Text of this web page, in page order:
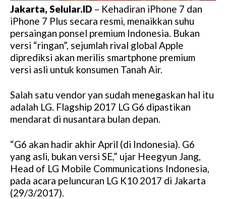
Jakarta, Selular.ID – Kehadiran iPhone 7 dan
iPhone 7 Plus secara resmi, menaikkan suhu
persaingan ponsel premium Indonesia. Bukan
versi “ringan”, sejumlah rival global Apple
diprediksi akan merilis smartphone premium
versi asli untuk konsumen Tanah Air.
Salah satu vendor yan sudah menegaskan hal itu
adalah LG. Flagship 2017 LG G6 dipastikan
mendarat di nusantara bulan depan.
“G6 akan hadir akhir April (di Indonesia). G6
yang asli, bukan versi SE,” ujar Heegyun Jang,
Head of LG Mobile Communications Indonesia,
pada acara peluncuran LG K10 2017 di Jakarta
(29/3/2017).